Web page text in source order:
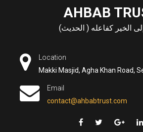
AHBAB
الخير كفاعله ( الحديث)
Location
Makki Masjid, Agha Khan Road,
Email
contact@ahbabtrust.com